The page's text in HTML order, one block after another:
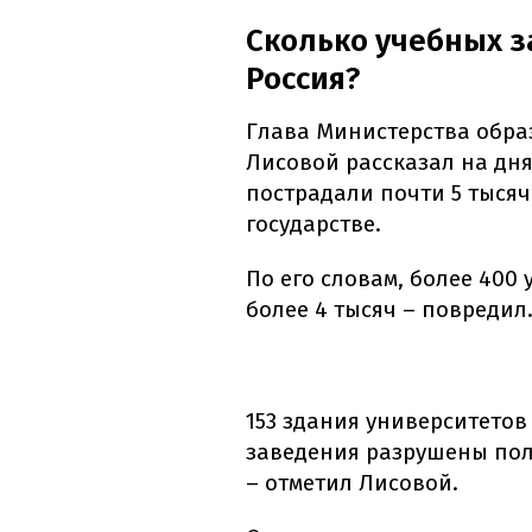
Сколько учебных
Россия?
Глава Министерства
Лисовой рассказал на
пострадали почти 5
государстве.
По его словам, более
более 4 тысяч – повредил.
153 здания
заведения разрушены
– отметил Лисовой.